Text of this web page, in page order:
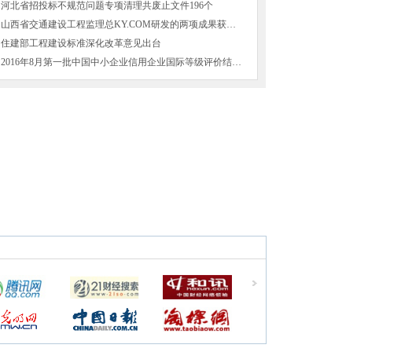
河北省招投标不规范问题专项清理共废止文件196个
山西省交通建设工程监理总KY.COM研发的两项成果获得国家
住建部工程建设标准深化改革意见出台
2016年8月第一批中国中小企业信用企业国际等级评价结果公